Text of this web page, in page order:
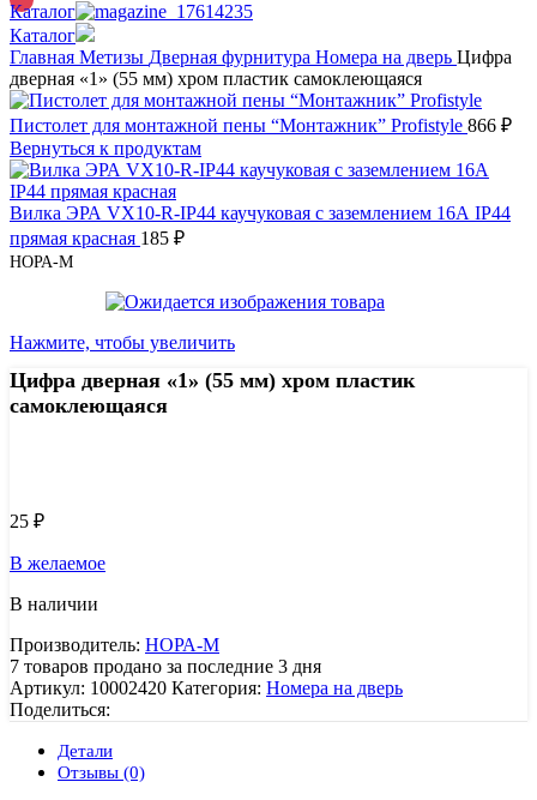
Каталог
Каталог
Главная Метизы Дверная фурнитура Номера на дверь Цифра
дверная «1» (55 мм) хром пластик самоклеющаяся
Пистолет для монтажной пены “Монтажник” Profistyle 866 ₽
Вернуться к продуктам
Вилка ЭРА VX10-R-IP44 каучуковая c заземлением 16А IP44
прямая красная 185 ₽
НОРА-М
Нажмите, чтобы увеличить
Цифра дверная «1» (55 мм) хром пластик
самоклеющаяся
25 ₽
В желаемое
В наличии
Производитель: НОРА-М
7 товаров продано за последние 3 дня
Артикул: 10002420 Категория: Номера на дверь
Поделиться:
Детали
Отзывы (0)